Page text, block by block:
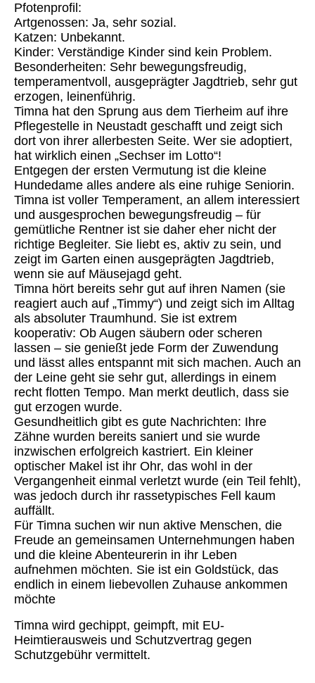
Pfotenprofil:
Artgenossen: Ja, sehr sozial.
Katzen: Unbekannt.
Kinder: Verständige Kinder sind kein Problem.
Besonderheiten: Sehr bewegungsfreudig,
temperamentvoll, ausgeprägter Jagdtrieb, sehr gut
erzogen, leinenführig.
Timna hat den Sprung aus dem Tierheim auf ihre
Pflegestelle in Neustadt geschafft und zeigt sich
dort von ihrer allerbesten Seite. Wer sie adoptiert,
hat wirklich einen „Sechser im Lotto“!
Entgegen der ersten Vermutung ist die kleine
Hundedame alles andere als eine ruhige Seniorin.
Timna ist voller Temperament, an allem interessiert
und ausgesprochen bewegungsfreudig – für
gemütliche Rentner ist sie daher eher nicht der
richtige Begleiter. Sie liebt es, aktiv zu sein, und
zeigt im Garten einen ausgeprägten Jagdtrieb,
wenn sie auf Mäusejagd geht.
Timna hört bereits sehr gut auf ihren Namen (sie
reagiert auch auf „Timmy“) und zeigt sich im Alltag
als absoluter Traumhund. Sie ist extrem
kooperativ: Ob Augen säubern oder scheren
lassen – sie genießt jede Form der Zuwendung
und lässt alles entspannt mit sich machen. Auch an
der Leine geht sie sehr gut, allerdings in einem
recht flotten Tempo. Man merkt deutlich, dass sie
gut erzogen wurde.
Gesundheitlich gibt es gute Nachrichten: Ihre
Zähne wurden bereits saniert und sie wurde
inzwischen erfolgreich kastriert. Ein kleiner
optischer Makel ist ihr Ohr, das wohl in der
Vergangenheit einmal verletzt wurde (ein Teil fehlt),
was jedoch durch ihr rassetypisches Fell kaum
auffällt.
Für Timna suchen wir nun aktive Menschen, die
Freude an gemeinsamen Unternehmungen haben
und die kleine Abenteurerin in ihr Leben
aufnehmen möchten. Sie ist ein Goldstück, das
endlich in einem liebevollen Zuhause ankommen
möchte
Timna wird gechippt, geimpft, mit EU-
Heimtierausweis und Schutzvertrag gegen
Schutzgebühr vermittelt.